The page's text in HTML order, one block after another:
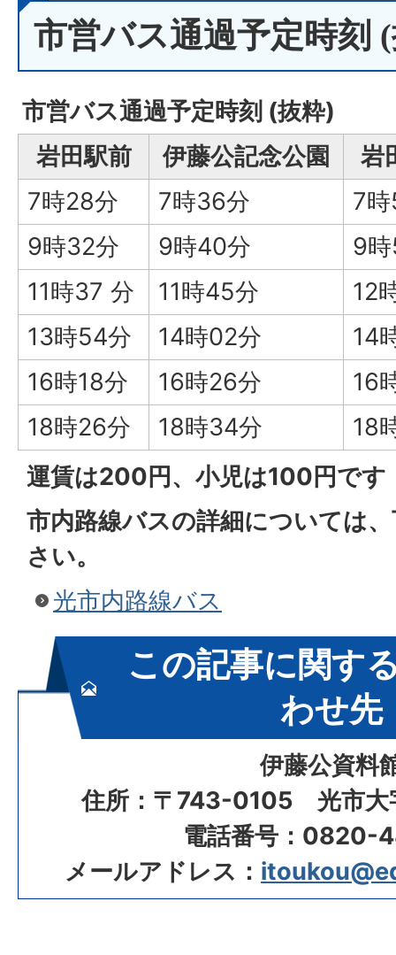
市営バス通過予定時刻
市営バス通過予定時刻 (抜粋)
岩田駅前
伊藤公記念公園
岩
7時28分
7時36分
7
9時32分
9時40分
9
11時37 分
11時45分
12
13時54分
14時02分
14
16時18分
16時26分
16
18時26分
18時34分
18
運賃は200円、小児は100円です
市内路線バスの詳細については
さい。
光市内路線バス
この記事に関す
わせ先
伊藤公資料
住所：〒743-0105 光市大
電話番号：0820-
メールアドレス：